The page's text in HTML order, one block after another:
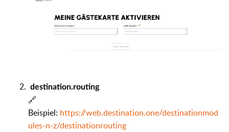
destination.routing
🔗
Beispiel: https://web.destination.one/destinationmod
ules-n-z/destinationrouting